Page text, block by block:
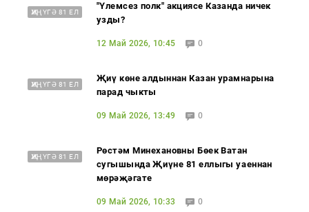
ҖИҢҮГӘ 81 ЕЛ
"Үлемсез полк" акциясе Казанда ничек
узды?
12 Май 2026, 10:45 0
ҖИҢҮГӘ 81 ЕЛ
Җиңү көне алдыннан Казан урамнарына
парад чыкты
09 Май 2026, 13:49 0
ҖИҢҮГӘ 81 ЕЛ
Рөстәм Миңнехановның Бөек Ватан
сугышында Җиңүнең 81 еллыгы уңаеннан
мөрәҗәгате
09 Май 2026, 10:33 0